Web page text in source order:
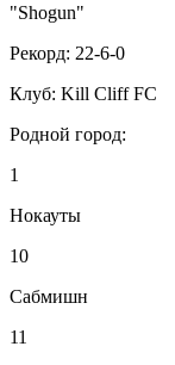
"Shogun"
Рекорд: 22-6-0
Клуб: Kill Cliff FC
Родной город:
1
Нокауты
10
Сабмишн
11